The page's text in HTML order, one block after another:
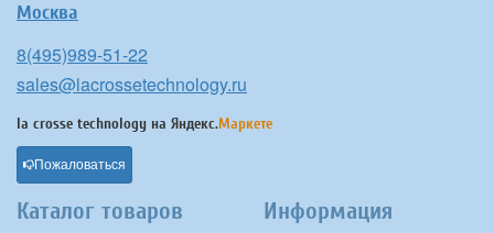
Москва
8(495)989-51-22
sales@lacrossetechnology.ru
la crosse technology на Яндекс.Маркете
Пожаловаться
Каталог товаров Информация